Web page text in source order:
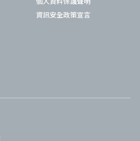
資訊安全政策宣言